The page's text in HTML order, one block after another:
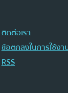
ติดต่อเรา
ข้อตกลงในการใช้งา
RSS